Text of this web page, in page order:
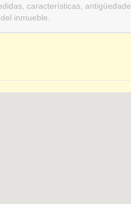
características,
inmueble.